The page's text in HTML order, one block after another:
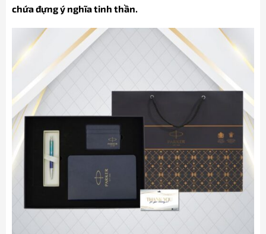
chứa đựng ý nghĩa tinh thần.